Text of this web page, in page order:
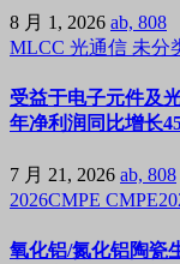
8 月 1, 2026 ab, 808
MLCC 光通信 未分
受益于电子元件及
年净利润同比增长
7 月 21, 2026 ab, 808
2026CMPE
氧化铝/氮化铝陶瓷